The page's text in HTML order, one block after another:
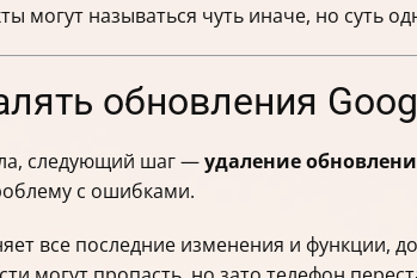
могут называться чуть иначе, но суть
обновления
следующий шаг —удаление
с ошибками.
все последние изменения и функции,